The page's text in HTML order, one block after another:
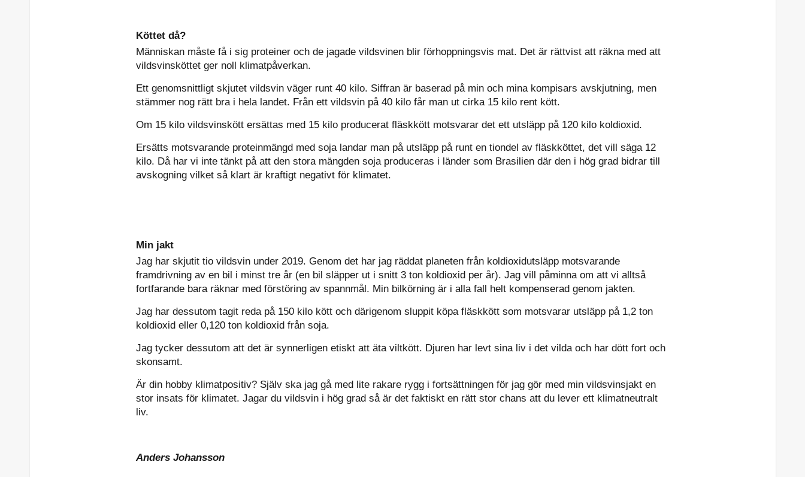
Köttet då?
Människan måste få i sig proteiner och de jagade vildsvinen blir förhoppningsvis mat. Det är rättvist att räkna med att
vildsvinsköttet ger noll klimatpåverkan.
Ett genomsnittligt skjutet vildsvin väger runt 40 kilo. Siffran är baserad på min och mina kompisars avskjutning, men
stämmer nog rätt bra i hela landet. Från ett vildsvin på 40 kilo får man ut cirka 15 kilo rent kött.
Om 15 kilo vildsvinskött ersättas med 15 kilo producerat fläskkött motsvarar det ett utsläpp på 120 kilo koldioxid.
Ersätts motsvarande proteinmängd med soja landar man på utsläpp på runt en tiondel av fläskköttet, det vill säga 12
kilo. Då har vi inte tänkt på att den stora mängden soja produceras i länder som Brasilien där den i hög grad bidrar till
avskogning vilket så klart är kraftigt negativt för klimatet.
Min jakt
Jag har skjutit tio vildsvin under 2019. Genom det har jag räddat planeten från koldioxidutsläpp motsvarande
framdrivning av en bil i minst tre år (en bil släpper ut i snitt 3 ton koldioxid per år). Jag vill påminna om att vi alltså
fortfarande bara räknar med förstöring av spannmål. Min bilkörning är i alla fall helt kompenserad genom jakten.
Jag har dessutom tagit reda på 150 kilo kött och därigenom sluppit köpa fläskkött som motsvarar utsläpp på 1,2 ton
koldioxid eller 0,120 ton koldioxid från soja.
Jag tycker dessutom att det är synnerligen etiskt att äta viltkött. Djuren har levt sina liv i det vilda och har dött fort och
skonsamt.
Är din hobby klimatpositiv? Själv ska jag gå med lite rakare rygg i fortsättningen för jag gör med min vildsvinsjakt en
stor insats för klimatet. Jagar du vildsvin i hög grad så är det faktiskt en rätt stor chans att du lever ett klimatneutralt
liv.
Anders Johansson